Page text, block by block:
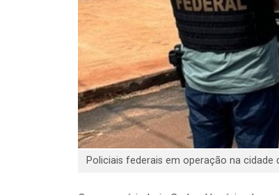
Policiais federais em operação na cidade